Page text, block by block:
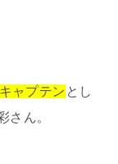
ャプテン とし
さん。